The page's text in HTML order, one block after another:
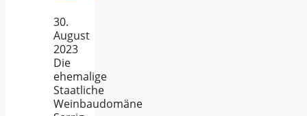
30.
August
2023
Die
ehemalige
Staatliche
Weinbaudomäne